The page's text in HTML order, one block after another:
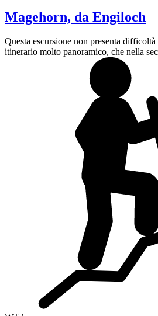
Magehorn, da Engiloch
Questa escursione non presenta
itinerario molto panoramico, che nella